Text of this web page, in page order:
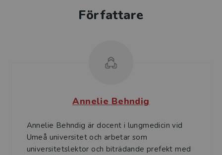
Författare
Annelie Behndig
Annelie Behndig är docent i lungmedicin vid
Umeå universitet och arbetar som
universitetslektor och biträdande prefekt med